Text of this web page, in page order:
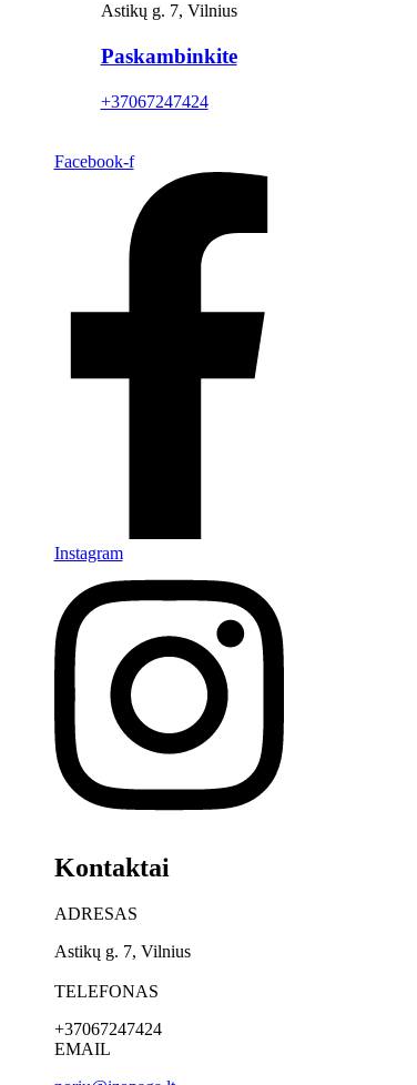
Astikų g. 7, Vilnius
Paskambinkite
+37067247424
Facebook-f
Instagram
Kontaktai
ADRESAS
Astikų g. 7, Vilnius
TELEFONAS
+37067247424
EMAIL